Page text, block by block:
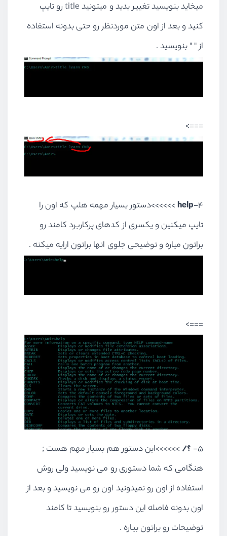
میخاید بنویسید تغییر بدید و میتونید title رو تایپ
کنید و بعد از اون متن موردنظر رو حتی بدونه استفاده
از " " بنویسید .
===>
4-
help>>>>>>دستور بسیار مهمه هلپ که اون را
تایپ میکنین و یکسری از کدهای پرکاربرد کامند رو
براتون میاره و توضیحی جلوی انها براتون ارایه میکنه .
===>
5- ؟/ >>>>>>این دستور هم بسیار مهم هست ;
هنگامی که شما دستوری رو می نویسید ولی روش
استفاده از اون رو نمیدونید اون رو می نویسید و بعد از
اون بدونه فاصله این دستور رو بنویسید تا کامند
توضیحات رو براتون بیاره .